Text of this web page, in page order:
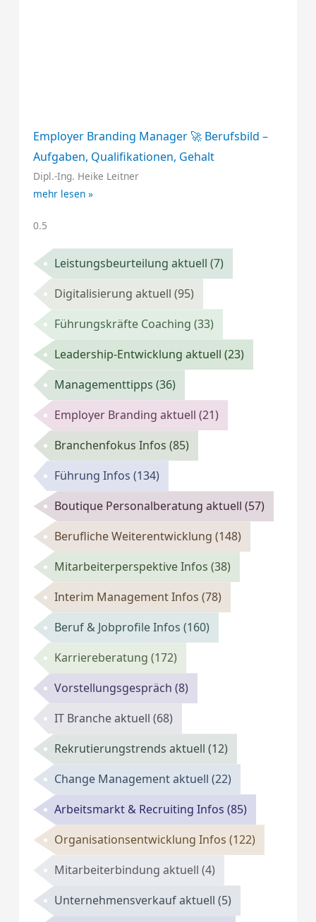
Employer Branding Manager 🚀 Berufsbild –
Aufgaben, Qualifikationen, Gehalt
Dipl.-Ing. Heike Leitner
mehr lesen »
Leistungsbeurteilung aktuell(7)
Digitalisierung aktuell(95)
Führungskräfte Coaching(33)
Leadership-Entwicklung aktuell(23)
Managementtipps(36)
Employer Branding aktuell(21)
Branchenfokus Infos(85)
Führung Infos(134)
Boutique Personalberatung aktuell(57)
Berufliche Weiterentwicklung(148)
Mitarbeiterperspektive Infos(38)
Interim Management Infos(78)
Beruf & Jobprofile Infos(160)
Karriereberatung(172)
Vorstellungsgespräch(8)
IT Branche aktuell(68)
Rekrutierungstrends aktuell(12)
Change Management aktuell(22)
Arbeitsmarkt & Recruiting Infos(85)
Organisationsentwicklung Infos(122)
Mitarbeiterbindung aktuell(4)
Unternehmensverkauf aktuell(5)